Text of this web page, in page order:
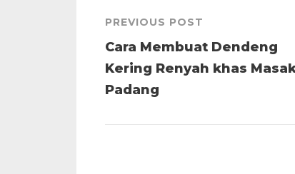
PREVIOUS POST
Cara Membuat Dendeng
Kering Renyah khas
Padang